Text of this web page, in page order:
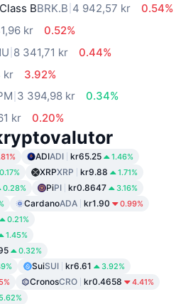
BBRK.B 4 942,57 kr
0.54%
kr
0.52%
8 341,71 kr
0.44%
kr
3.92%
3 394,98 kr
0.34%
kr 0.20%
ADIADI kr65.25 1.46%
0.17% XRPXRP kr9.88 1.71%
0.28% PiPI kr0.8647 3.16%
CardanoADA kr1.90 0.99%
0.21%
1.45%
0.32%
SuiSUI kr6.61 3.92%
CronosCRO kr0.4658 4.41%
5.62%